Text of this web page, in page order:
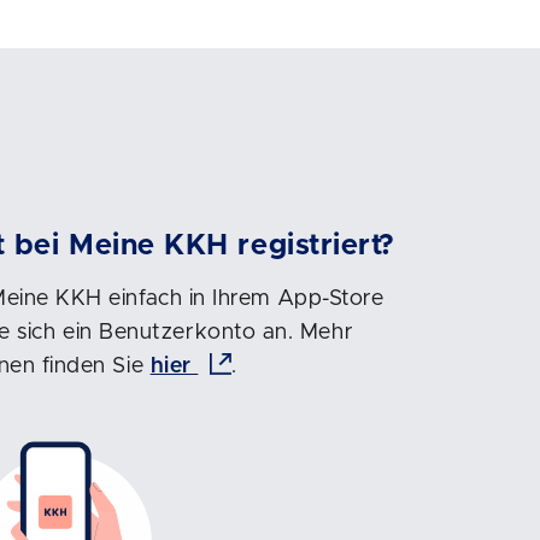
bei Meine KKH registriert?
KKH einfach in Ihrem App-Store
sich ein Benutzerkonto an. Mehr
finden Sie hier .